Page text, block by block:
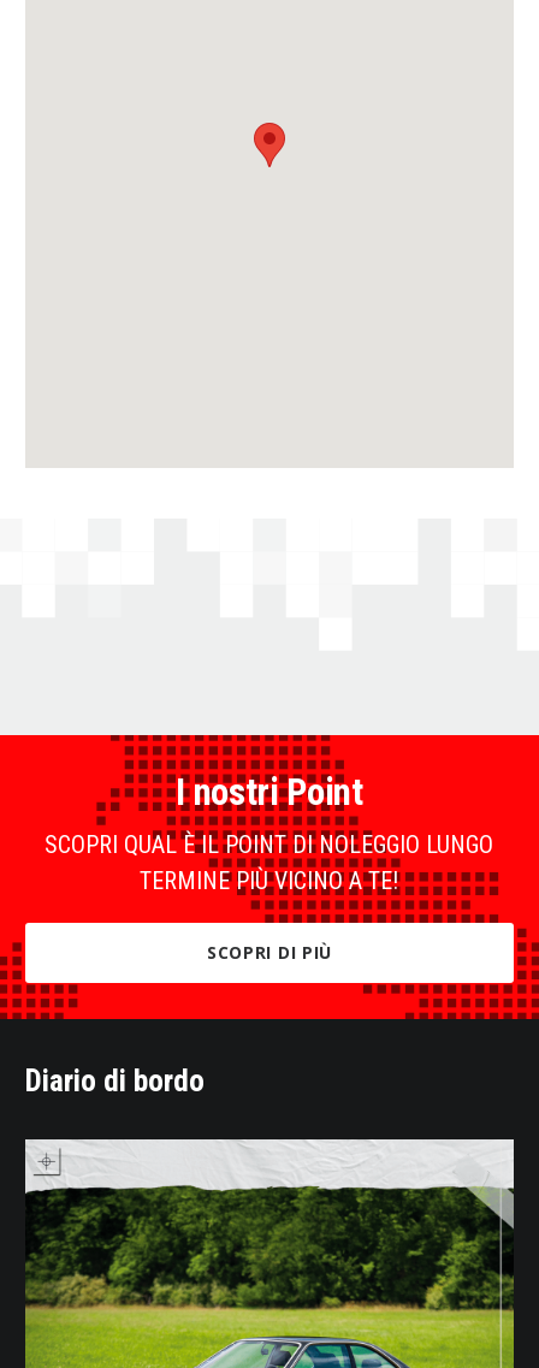
I nostri Point
SCOPRI QUAL È IL POINT DI NOLEGGIO LUNGO
TERMINE PIÙ VICINO A TE!
SCOPRI DI PIÙ
Diario di bordo